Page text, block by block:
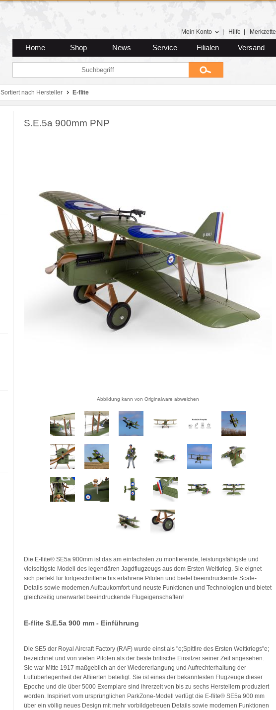
Mein Konto Hilfe Merkzettel
Home Shop News Service Filialen Versand
Sortiert nach Hersteller E-flite
S.E.5a 900mm PNP
Abbildung kann von Originalware abweichen
Die E-flite® SE5a 900mm ist das am einfachsten zu montierende, leistungsfähigste und
vielseitigste Modell des legendären Jagdflugzeugs aus dem Ersten Weltkrieg. Sie eignet
sich perfekt für fortgeschrittene bis erfahrene Piloten und bietet beeindruckende Scale-
Details sowie modernen Aufbaukomfort und neuste Funktionen und Technologien und bietet
gleichzeitig unerwartet beeindruckende Flugeigenschaften!
E-flite S.E.5a 900 mm - Einführung
Die SE5 der Royal Aircraft Factory (RAF) wurde einst als "e;Spitfire des Ersten Weltkriegs"e;
bezeichnet und von vielen Piloten als der beste britische Einsitzer seiner Zeit angesehen.
Sie war Mitte 1917 maßgeblich an der Wiedererlangung und Aufrechterhaltung der
Luftüberlegenheit der Alliierten beteiligt. Sie ist eines der bekanntesten Flugzeuge dieser
Epoche und die über 5000 Exemplare sind ihrerzeit von bis zu sechs Herstellern produziert
worden. Inspiriert vom ursprünglichen ParkZone-Modell verfügt die E-flite® SE5a 900 mm
über ein völlig neues Design mit mehr vorbildgetreuen Details sowie modernen Funktionen